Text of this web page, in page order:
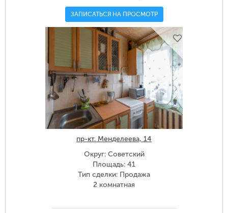
ЗАПИСАТЬСЯ НА ПРОСМОТР
пр-кт. Менделеева, 14
Округ: Советский
Площадь: 41
Тип сделки: Продажа
2 комнатная